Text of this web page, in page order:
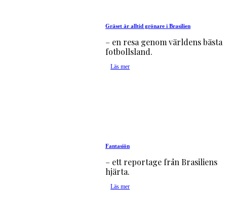
Gräset är alltid grönare i Brasilien
– en resa genom världens bästa
fotbollsland.
Läs mer
Fantasiön
– ett reportage från Brasiliens
hjärta.
Läs mer